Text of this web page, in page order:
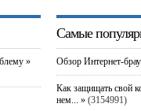
»
Самые
Обзор Интернет-
Как защищать свой
нем... »(3154991)